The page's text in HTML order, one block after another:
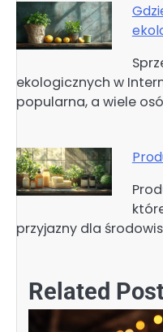
ekologicznych w
popularna, a wiele
przyjazny dla
Related